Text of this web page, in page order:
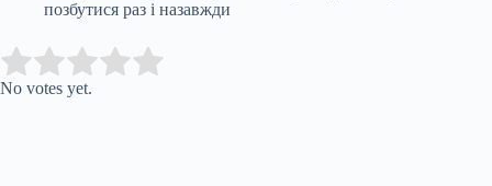
позбутися раз і назавжди
Rate this item:
No votes yet.